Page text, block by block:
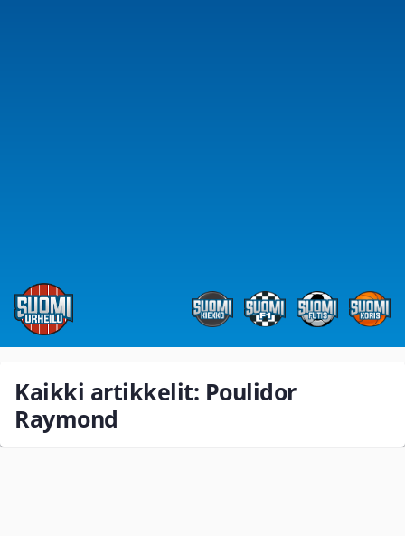
Kaikki artikkelit: Poulidor
Raymond